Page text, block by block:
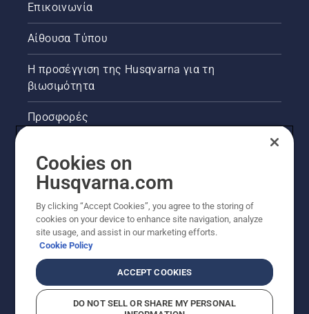
Επικοινωνία
Αίθουσα Τύπου
Η προσέγγιση της Husqvarna για τη
βιωσιμότητα
Προσφορές
Άλλοι ιστότοποι Husqvarna
Cookies on
Husqvarna.com
By clicking “Accept Cookies”, you agree to the storing of
cookies on your device to enhance site navigation, analyze
site usage, and assist in our marketing efforts.
Cookie Policy
ACCEPT COOKIES
DO NOT SELL OR SHARE MY PERSONAL